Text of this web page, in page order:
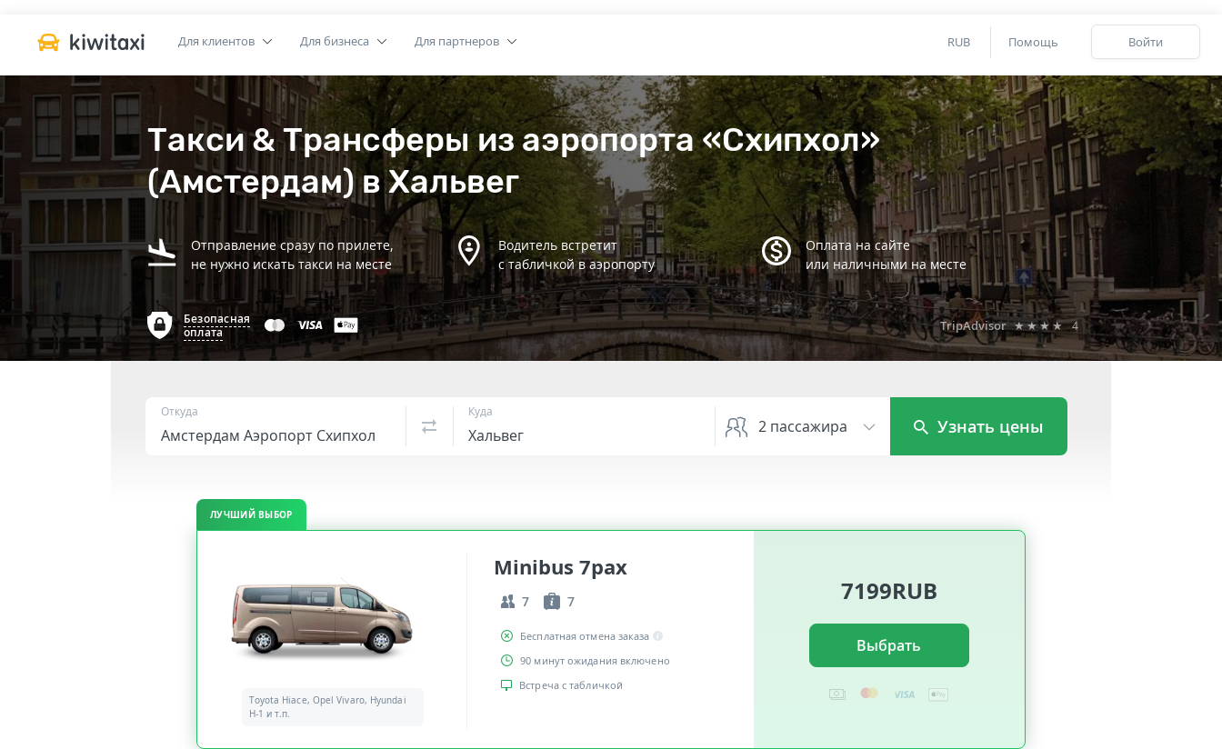
RUB Помощь Войти
Для клиентов Для бизнеса Для партнеров
Такси & Трансферы из аэропорта «Схипхол»
(Амстердам) в Хальвег
Отправление сразу по прилете,
не нужно искать такси на месте
Водитель встретит
с табличкой в аэропорту
Оплата на сайте
или наличными на месте
Безопасная
оплата
TripAdvisor ★★★★ 4
Откуда Куда
2 пассажира Узнать цены
ЛУЧШИЙ ВЫБОР
Toyota Hiace, Opel Vivaro, Hyundai
H-1 и т.п.
Minibus 7pax
7 7
Бесплатная отмена заказа
90 минут ожидания включено
Встреча с табличкой
7199RUB
Выбрать